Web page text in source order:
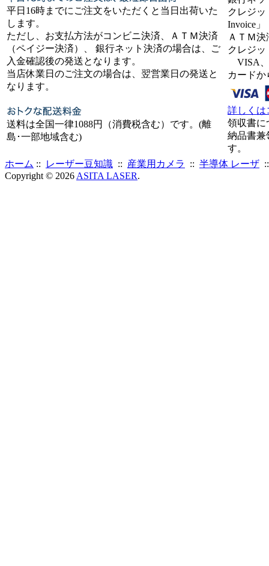
平日16時までにご注文をいただくと当日出荷いた
します。
ただし、お支払方法がコンビニ決済、ＡＴＭ決済
（ペイジー決済）、 銀行ネット決済の場合は、ご
入金確認後の発送となります。
当店休業日のご注文の場合は、翌営業日の発送と
なります。
送料は全国一律1088円（消費税含む）です。(離
島･一部地域含む)
クレジッ
Invoice」
ＡＴＭ
クレジッ
VISA、
カード
詳しくは
領収書に
納品書兼
す。
ホーム :: レーザー豆知識 :: 産業用カメラ :: 半導体 レーザ
Copyright © 2026 ASITA LASER.